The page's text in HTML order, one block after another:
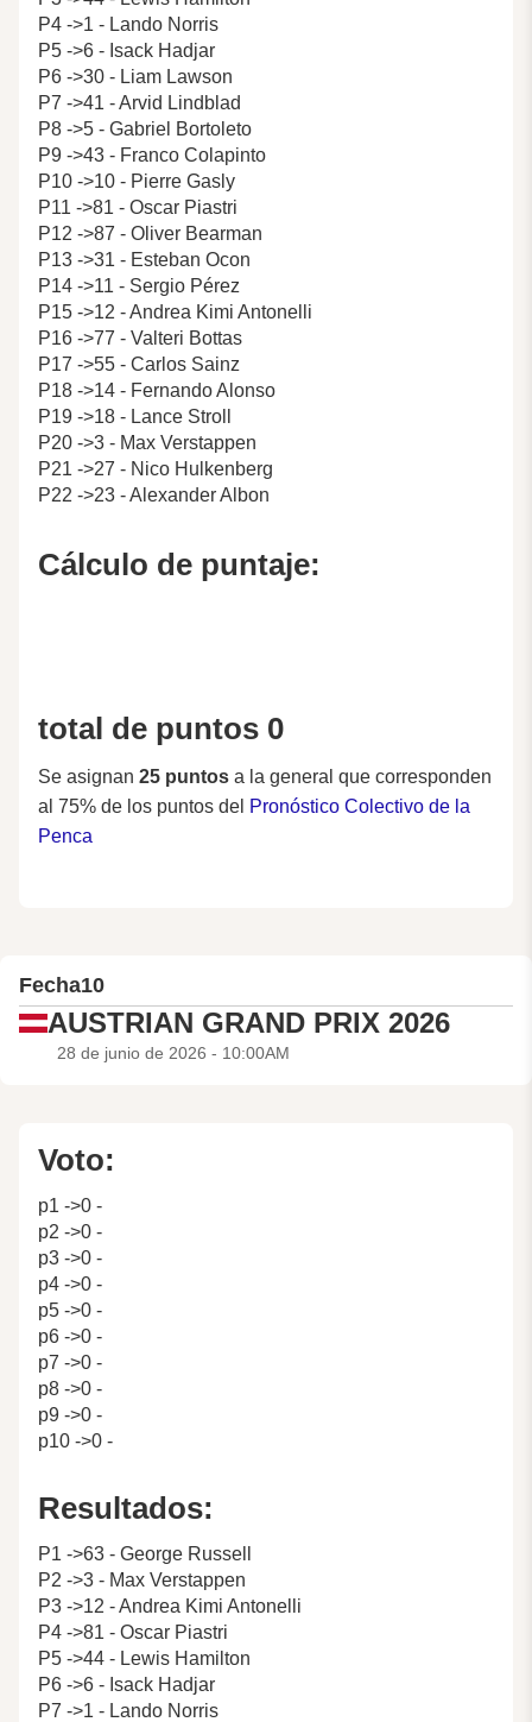
P4 ->1 - Lando Norris
P5 ->6 - Isack Hadjar
P6 ->30 - Liam Lawson
P7 ->41 - Arvid Lindblad
P8 ->5 - Gabriel Bortoleto
P9 ->43 - Franco Colapinto
P10 ->10 - Pierre Gasly
P11 ->81 - Oscar Piastri
P12 ->87 - Oliver Bearman
P13 ->31 - Esteban Ocon
P14 ->11 - Sergio Pérez
P15 ->12 - Andrea Kimi Antonelli
P16 ->77 - Valteri Bottas
P17 ->55 - Carlos Sainz
P18 ->14 - Fernando Alonso
P19 ->18 - Lance Stroll
P20 ->3 - Max Verstappen
P21 ->27 - Nico Hulkenberg
P22 ->23 - Alexander Albon
Cálculo de puntaje:
total de puntos 0
Se asignan 25 puntos a la general que corresponden
al 75% de los puntos del Pronóstico Colectivo de la
Penca
Fecha10
AUSTRIAN GRAND PRIX 2026
28 de junio de 2026 - 10:00AM
Voto:
p1 ->0 -
p2 ->0 -
p3 ->0 -
p4 ->0 -
p5 ->0 -
p6 ->0 -
p7 ->0 -
p8 ->0 -
p9 ->0 -
p10 ->0 -
Resultados:
P1 ->63 - George Russell
P2 ->3 - Max Verstappen
P3 ->12 - Andrea Kimi Antonelli
P4 ->81 - Oscar Piastri
P5 ->44 - Lewis Hamilton
P6 ->6 - Isack Hadjar
P7 ->1 - Lando Norris